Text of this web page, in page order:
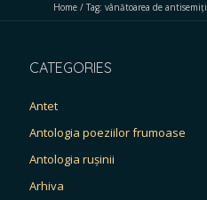
Home / Tag: vânătoarea de antisemiți
CATEGORIES
Antet
Antologia poeziilor frumoase
Antologia rușinii
Arhiva